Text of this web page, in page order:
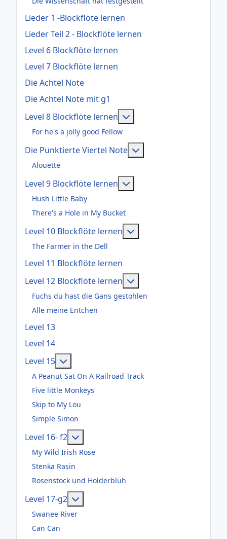
Lieder 1 -Blockflöte lernen
Lieder Teil 2 - Blockflöte lernen
Level 6 Blockflöte lernen
Level 7 Blockflöte lernen
Die Achtel Note
Die Achtel Note mit g1
Level 8 Blockflöte lernen
For he's a jolly good Fellow
Die Punktierte Viertel Note
Alouette
Level 9 Blockflöte lernen
Hush Little Baby
There's a Hole in My Bucket
Level 10 Blockflöte lernen
The Farmer in the Dell
Level 11 Blockflöte lernen
Level 12 Blockflöte lernen
Fuchs du hast die Gans gestohlen
Alle meine Entchen
Level 13
Level 14
Level 15
A Peanut Sat On A Railroad Track
Five little Monkeys
Skip to My Lou
Simple Simon
Level 16- f2
My Wild Irish Rose
Stenka Rasin
Rosenstock und Holderblüh
Level 17-g2
Swanee River
Can Can